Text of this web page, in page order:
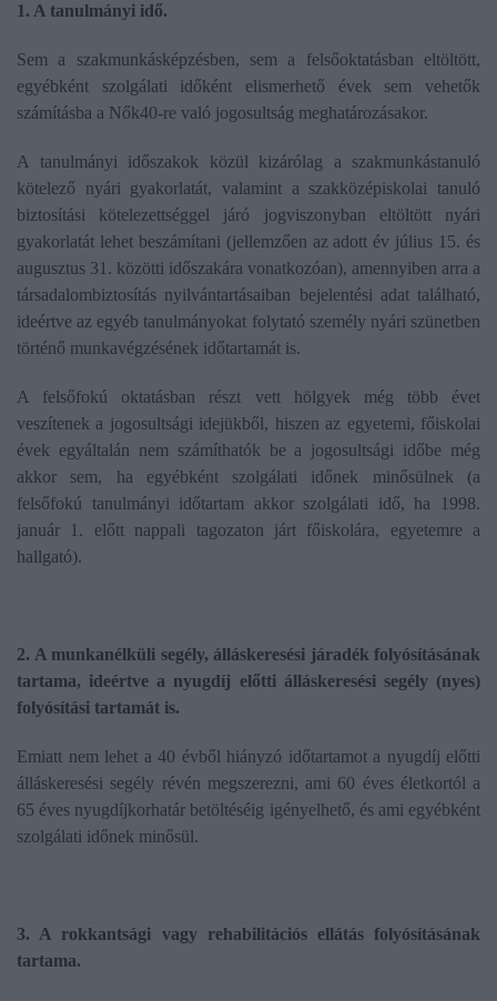
1. A tanulmányi idő.
Sem a szakmunkásképzésben, sem a felsőoktatásban eltöltött,
egyébként szolgálati időként elismerhető évek sem vehetők
számításba a Nők40-re való jogosultság meghatározásakor.
A tanulmányi időszakok közül kizárólag a szakmunkástanuló
kötelező nyári gyakorlatát, valamint a szakközépiskolai tanuló
biztosítási kötelezettséggel járó jogviszonyban eltöltött nyári
gyakorlatát lehet beszámítani (jellemzően az adott év július 15. és
augusztus 31. közötti időszakára vonatkozóan), amennyiben arra a
társadalombiztosítás nyilvántartásaiban bejelentési adat található,
ideértve az egyéb tanulmányokat folytató személy nyári szünetben
történő munkavégzésének időtartamát is.
A felsőfokú oktatásban részt vett hölgyek még több évet
veszítenek a jogosultsági idejükből, hiszen az egyetemi, főiskolai
évek egyáltalán nem számíthatók be a jogosultsági időbe még
akkor sem, ha egyébként szolgálati időnek minősülnek (a
felsőfokú tanulmányi időtartam akkor szolgálati idő, ha 1998.
január 1. előtt nappali tagozaton járt főiskolára, egyetemre a
hallgató).
2. A munkanélküli segély, álláskeresési járadék folyósításának
tartama, ideértve a nyugdíj előtti álláskeresési segély (nyes)
folyósítási tartamát is.
Emiatt nem lehet a 40 évből hiányzó időtartamot a nyugdíj előtti
álláskeresési segély révén megszerezni, ami 60 éves életkortól a
65 éves nyugdíjkorhatár betöltéséig igényelhető, és ami egyébként
szolgálati időnek minősül.
3. A rokkantsági vagy rehabilitációs ellátás folyósításának
tartama.